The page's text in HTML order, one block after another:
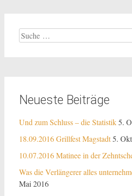
Suche
nach:
Neueste Beiträge
Und zum Schluss – die Statistik5.
18.09.2016 Grillfest Magstadt5.
10.07.2016 Matinee in der
Was die Verlängerer alles
Mai 2016